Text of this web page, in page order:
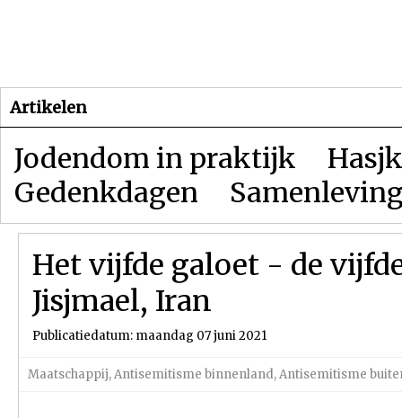
Artikelen
Jodendom in praktijk
Gedenkdagen
Het vijfde galoet - de
Jisjmael, Iran
Publicatiedatum: maandag 07 juni 2021
Maatschappij,Antisemitisme binnenland,Antisemitisme